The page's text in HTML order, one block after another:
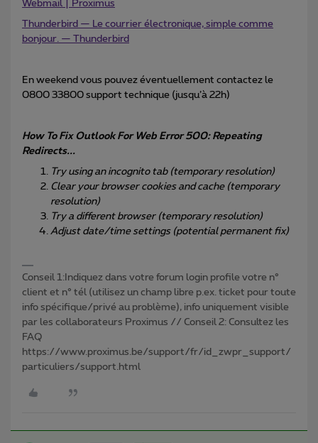
Webmail | Proximus
Thunderbird — Le courrier électronique, simple comme
bonjour. — Thunderbird
En weekend vous pouvez éventuellement contactez le
0800 33800 support technique (jusqu’à 22h)
How To Fix Outlook For Web Error 500: Repeating
Redirects...
Try using an incognito tab (temporary resolution)
Clear your browser cookies and cache (temporary
resolution)
Try a different browser (temporary resolution)
Adjust date/time settings (potential permanent fix)
Conseil 1:Indiquez dans votre forum login profile votre n°
client et n° tél (utilisez un champ libre p.ex. ticket pour toute
info spécifique/privé au problème), info uniquement visible
par les collaborateurs Proximus // Conseil 2: Consultez les
FAQ
https://www.proximus.be/support/fr/id_zwpr_support/
particuliers/support.html